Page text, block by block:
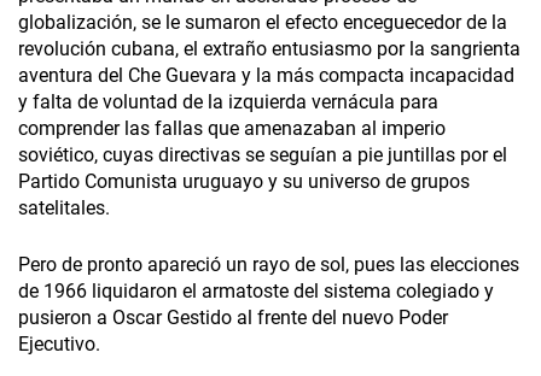
globalización, se le sumaron el efecto enceguecedor de la
revolución cubana, el extraño entusiasmo por la sangrienta
aventura del Che Guevara y la más compacta incapacidad
y falta de voluntad de la izquierda vernácula para
comprender las fallas que amenazaban al imperio
soviético, cuyas directivas se seguían a pie juntillas por el
Partido Comunista uruguayo y su universo de grupos
satelitales.
Pero de pronto apareció un rayo de sol, pues las elecciones
de 1966 liquidaron el armatoste del sistema colegiado y
pusieron a Oscar Gestido al frente del nuevo Poder
Ejecutivo.